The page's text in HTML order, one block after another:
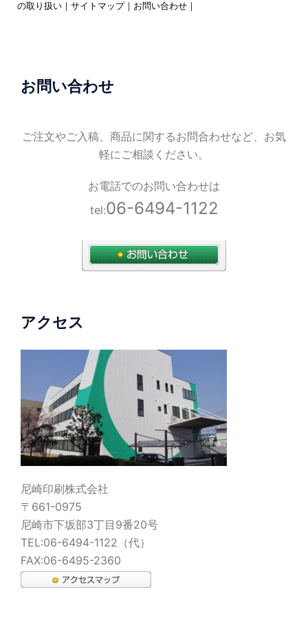
の取り扱い ｜ サイトマップ｜ お問い合わせ ｜
お問い合わせ
ご注文やご入稿、商品に関するお問合わせなど、お気
軽にご相談ください。
お電話でのお問い合わせは
tel:06-6494-1122
アクセス
尼崎印刷株式会社
〒661-0975
尼崎市下坂部3丁目9番20号
TEL:06-6494-1122（代）
FAX:06-6495-2360